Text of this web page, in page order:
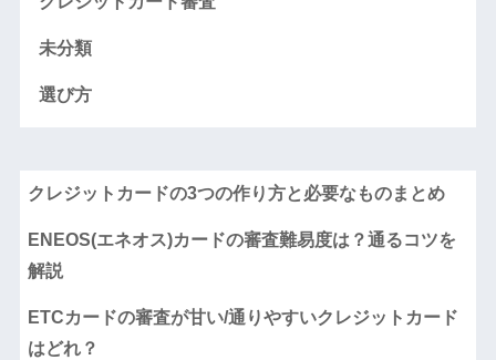
未分類
選び方
クレジットカードの3つの作り方と必要なものまとめ
ENEOS(エネオス)カードの審査難易度は？通るコツを
解説
ETCカードの審査が甘い/通りやすいクレジットカード
はどれ？